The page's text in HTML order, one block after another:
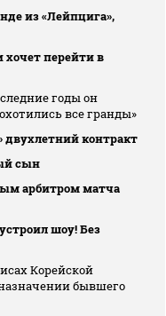
из «Лейпцига»,
хочет перейти в
годы он
все гранды»
двухлетний контракт
сын
арбитром матча
шоу! Без
Корейской
бывшего